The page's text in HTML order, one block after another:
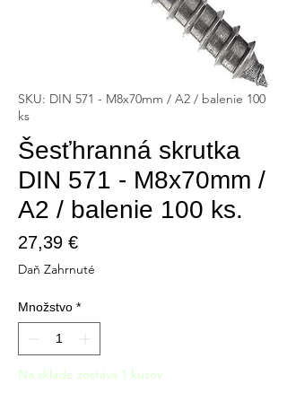
SKU: DIN 571 - M8x70mm / A2 / balenie 100
ks
Šesťhranná skrutka
DIN 571 - M8x70mm /
A2 / balenie 100 ks.
27,39 €Price
Daň Zahrnuté
Množstvo *
Na sklade zostáva 1 kusov